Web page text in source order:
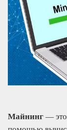
Майнинг—